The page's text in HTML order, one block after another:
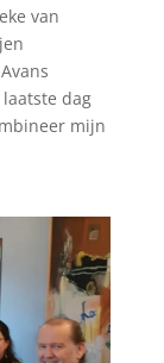
van
dag
mijn